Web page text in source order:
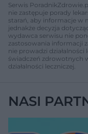
Serwis
nie zastępuje porady
starań, aby informacje w
jednakże decyzja
wydawca serwisu nie
zastosowania informacji
nie prowadzi działalności
świadczeń zdrowotnych
działalności leczniczej.
NASI